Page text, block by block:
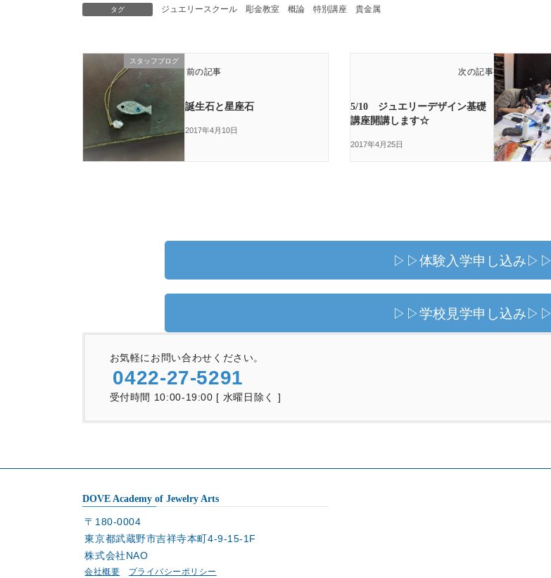
タグ ジュエリースクール 彫金教室 概論 特別講座 貴金属
スタッフブログ
前の記事
誕生石と星座石
2017年4月10日
次の記事
5/10 ジュエリーデザイン基礎
講座開講します☆
2017年4月25日
▷▷体験入学申し込み▷▷
▷▷学校見学申し込み▷▷
お気軽にお問い合わせください。
0422-27-5291
受付時間 10:00-19:00 [ 水曜日除く ]
DOVE Academy of Jewelry Arts
〒180-0004
東京都武蔵野市吉祥寺本町4-9-15-1F
株式会社NAO
会社概要 プライバシーポリシー